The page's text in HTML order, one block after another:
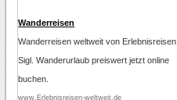
Wanderreisen
Wanderreisen weltweit von Erlebnisreisen
Sigl. Wanderurlaub preiswert jetzt online
buchen.
www.Erlebnisreisen-weltweit.de